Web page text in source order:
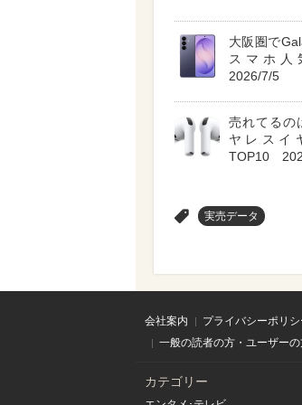
大阪圏で
スマホ人
2026/7/5
売れてるの
ヤレスイ
TOP10
実売データ
会社案内 プライバシーポリシ
一般の読者の方・ユーザー
カテゴリー